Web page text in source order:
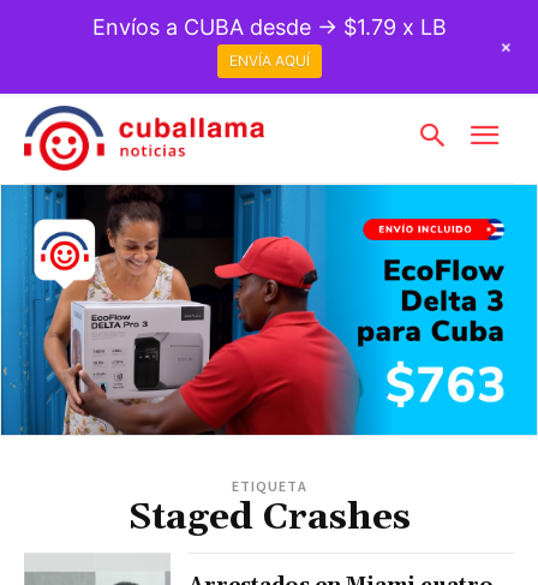
ETIQUETA
Staged Crashes
Envíos a CUBA desde → $1.79 x LB
ENVÍA AQUÍ
+